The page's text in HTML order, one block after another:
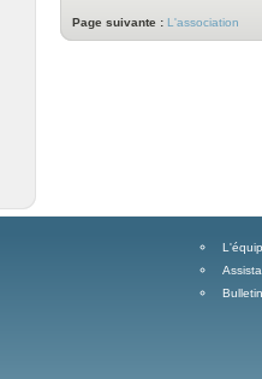
Page suivante : L'association